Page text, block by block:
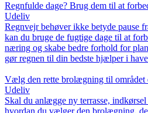
Regnfulde dage? Brug dem til at
Udeliv
Regnvejr behøver ikke betyde pause
kan du bruge de fugtige dage til at
næring og skabe bedre forhold for
gør regnen til din bedste hjælper i
Vælg den rette brolægning til området
Udeliv
Skal du anlægge ny terrasse,